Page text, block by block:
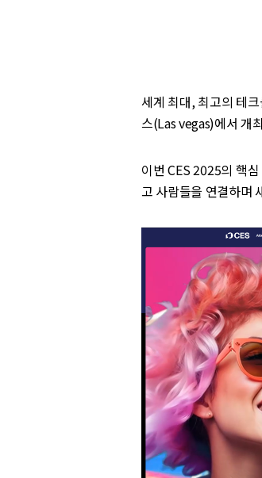
세계 최대, 최고의 테
스(Las vegas)에서 개
이번 CES 2025의 핵
고 사람들을 연결하며